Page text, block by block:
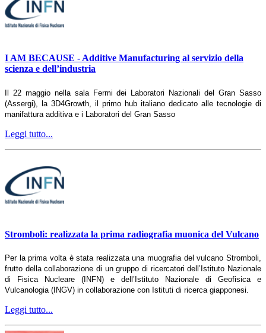
I AM BECAUSE - Additive Manufacturing al servizio della
scienza e dell’industria
Il 22 maggio nella sala Fermi dei Laboratori Nazionali del Gran Sasso
(Assergi), la 3D4Growth, il primo hub italiano dedicato alle tecnologie di
manifattura additiva e i Laboratori del Gran Sasso
Leggi tutto...
Stromboli: realizzata la prima radiografia muonica del Vulcano
Per la prima volta è stata realizzata una muografia del vulcano Stromboli,
frutto della collaborazione di un gruppo di ricercatori dell’Istituto Nazionale
di Fisica Nucleare (INFN) e dell’Istituto Nazionale di Geofisica e
Vulcanologia (INGV) in collaborazione con Istituti di ricerca giapponesi.
Leggi tutto...